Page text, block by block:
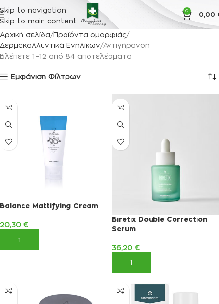
Skip to navigation
Skip to main content
0
0,00
Αρχική σελίδα Προϊόντα ομορφιάς
Δερμοκαλλυντικά Ενηλίκων Αντιγήρανση
Βλέπετε 1–12 από 84 αποτελέσματα
Εμφάνιση Φίλτρων
Balance Mattifying Cream
20,30 €
ΠΡΟΣΘΉΚΗ ΣΤΟ ΚΑΛΆΘΙ
Biretix Double Correction
Serum
36,20 €
ΠΡΟΣΘΉΚΗ ΣΤΟ ΚΑΛΆΘΙ